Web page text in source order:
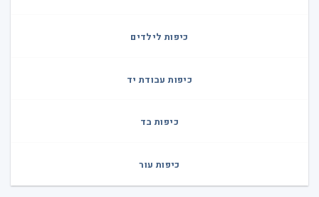
כיפות לילדים
כיפות עבודת יד
כיפות בד
כיפות עור